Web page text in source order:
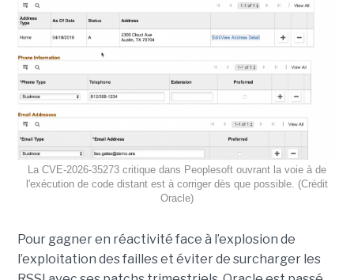
La CVE-2026-35273 critique dans Peoplesoft ouvrant la voie à de
l'exécution de code distant est à corriger dès que possible. (Crédit
Oracle)
Pour gagner en réactivité face à l’explosion de
l’exploitation des failles et éviter de surcharger les